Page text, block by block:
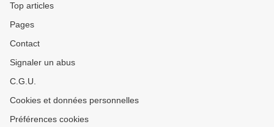
Top articles
Pages
Contact
Signaler un abus
C.G.U.
Cookies et données personnelles
Préférences cookies